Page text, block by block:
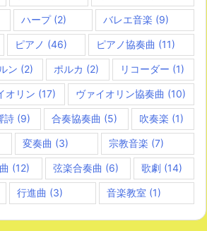
ハープ(2) バレエ音楽 (9)
ピアノ (46) ピアノ協奏曲 (11)
ン (2) ポルカ (2) リコーダー (1)
オリン (17) ヴァイオリン協奏曲 (10)
詩(9) 合奏協奏曲 (5) 吹奏楽 (1)
変奏曲 (3) 宗教音楽 (7)
(12) 弦楽合奏曲 (6) 歌劇(14)
行進曲 (3) 音楽教室 (1)